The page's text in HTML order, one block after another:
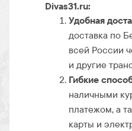
Divas31.ru:
Удобная
доставка по
всей России
и другие
Гибкие
наличными
платежом, а
карты и